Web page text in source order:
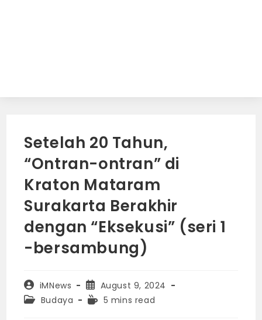
Setelah 20 Tahun,
“Ontran-ontran” di
Kraton Mataram
Surakarta Berakhir
dengan “Eksekusi” (seri 1
-bersambung)
Post
author:
iMNews
Post
published:
August 9, 2024
PostBudaya
Reading
5 mins read